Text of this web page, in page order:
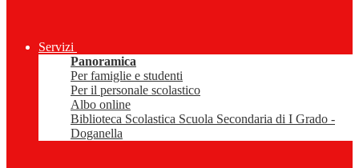
Servizi
Panoramica
Per famiglie e studenti
Per il personale scolastico
Albo online
Biblioteca Scolastica Scuola Secondaria di I Grado -
Doganella